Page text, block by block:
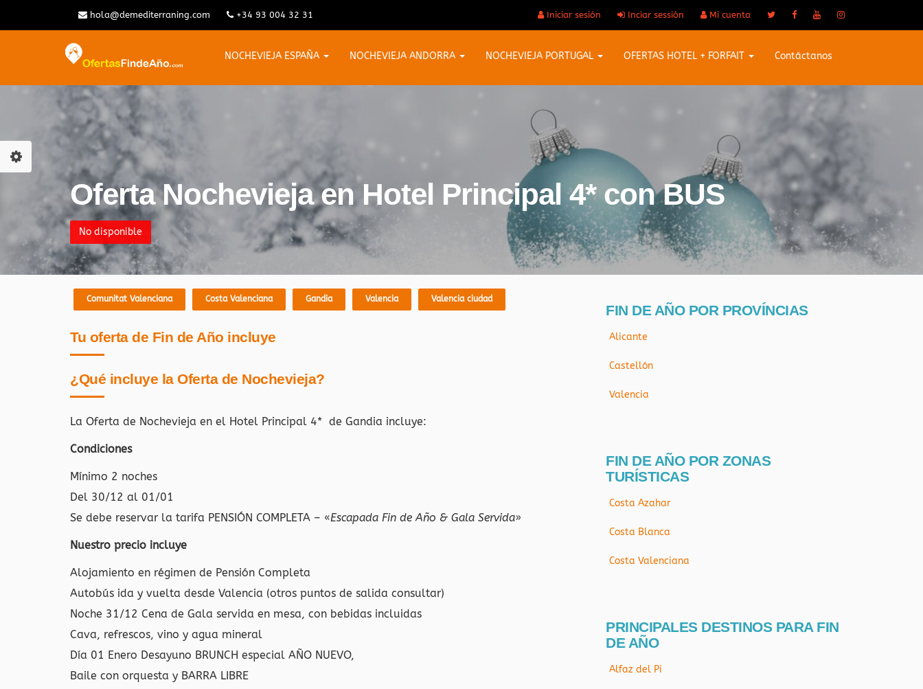
hola@demediterraning.com +34 93 004 32 31 Iniciar sesión Inciar sessión Mi cuenta
NOCHEVIEJA ESPAÑA NOCHEVIEJA ANDORRA NOCHEVIEJA PORTUGAL OFERTAS HOTEL + FORFAIT Contáctanos
Oferta Nochevieja en Hotel Principal 4* con BUS
No disponible
Comunitat Valenciana Costa Valenciana Gandia Valencia Valencia ciudad
Tu oferta de Fin de Año incluye
¿Qué incluye la Oferta de Nochevieja?
La Oferta de Nochevieja en el Hotel Principal 4* de Gandia incluye:
Condiciones
Mínimo 2 noches
Del 30/12 al 01/01
Se debe reservar la tarifa PENSIÓN COMPLETA – «Escapada Fin de Año & Gala Servida»
Nuestro precio incluye
Alojamiento en régimen de Pensión Completa
Autobús ida y vuelta desde Valencia (otros puntos de salida consultar)
Noche 31/12 Cena de Gala servida en mesa, con bebidas incluidas
Cava, refrescos, vino y agua mineral
Día 01 Enero Desayuno BRUNCH especial AÑO NUEVO,
Baile con orquesta y BARRA LIBRE
FIN DE AÑO POR PROVÍNCIAS
Alicante
Castellón
Valencia
FIN DE AÑO POR ZONAS
TURÍSTICAS
Costa Azahar
Costa Blanca
Costa Valenciana
PRINCIPALES DESTINOS PARA FIN
DE AÑO
Alfaz del Pi